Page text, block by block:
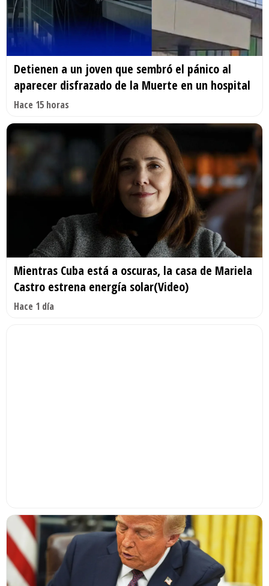
Detienen a un joven que sembró el pánico al
aparecer disfrazado de la Muerte en un hospital
Hace 15 horas
Mientras Cuba está a oscuras, la casa de Mariela
Castro estrena energía solar(Video)
Hace 1 día